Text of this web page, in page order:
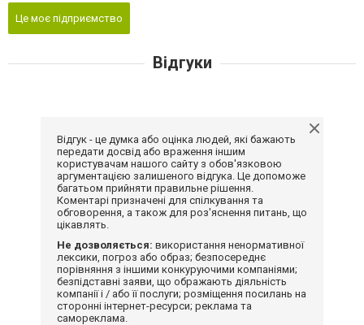
Це моє підприємство
Відгуки
Відгук - це думка або оцінка людей, які бажають
передати досвід або враження іншим
користувачам нашого сайту з обов'язковою
аргументацією залишеного відгука. Це допоможе
багатьом прийняти правильне рішення.
Коментарі призначені для спілкування та
обговорення, а також для роз'яснення питань, що
цікавлять.
Не дозволяється: використання ненормативної
лексики, погроз або образ; безпосереднє
порівняння з іншими конкуруючими компаніями;
безпідставні заяви, що ображають діяльність
компанії і / або її послуги; розміщення посилань на
сторонні інтернет-ресурси; реклама та
самореклама.